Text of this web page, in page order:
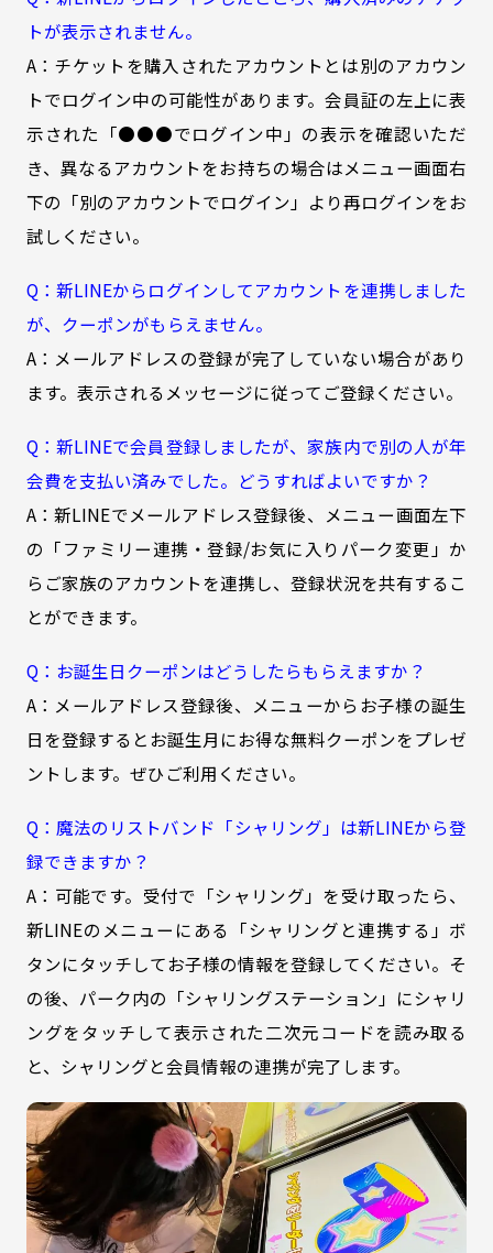
トが表示されません。
A：チケットを購入されたアカウントとは別のアカウン
トでログイン中の可能性があります。会員証の左上に表
示された「●●●でログイン中」の表示を確認いただ
き、異なるアカウントをお持ちの場合はメニュー画面右
下の「別のアカウントでログイン」より再ログインをお
試しください。
Q：新LINEからログインしてアカウントを連携しました
が、クーポンがもらえません。
A：メールアドレスの登録が完了していない場合があり
ます。表示されるメッセージに従ってご登録ください。
Q：新LINEで会員登録しましたが、家族内で別の人が年
会費を支払い済みでした。どうすればよいですか？
A：新LINEでメールアドレス登録後、メニュー画面左下
の「ファミリー連携・登録/お気に入りパーク変更」か
らご家族のアカウントを連携し、登録状況を共有するこ
とができます。
Q：お誕生日クーポンはどうしたらもらえますか？
A：メールアドレス登録後、メニューからお子様の誕生
日を登録するとお誕生月にお得な無料クーポンをプレゼ
ントします。ぜひご利用ください。
Q：魔法のリストバンド「シャリング」は新LINEから登
録できますか？
A：可能です。受付で「シャリング」を受け取ったら、
新LINEのメニューにある「シャリングと連携する」ボ
タンにタッチしてお子様の情報を登録してください。そ
の後、パーク内の「シャリングステーション」にシャリ
ングをタッチして表示された二次元コードを読み取る
と、シャリングと会員情報の連携が完了します。